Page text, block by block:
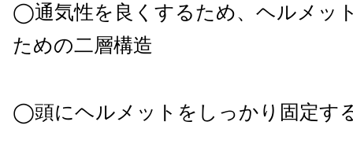
◯通気性を良くするため、ヘルメッ
ための二層構造
◯頭にヘルメットをしっかり固定す